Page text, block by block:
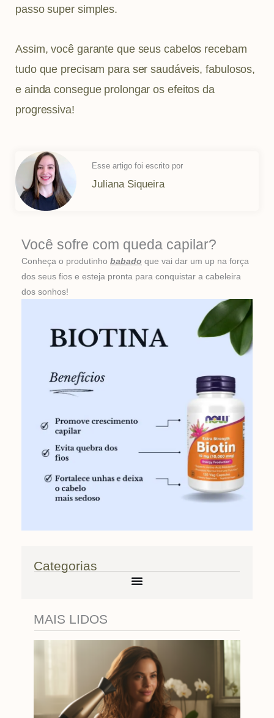
passo super simples.
Assim, você garante que seus cabelos recebam
tudo que precisam para ser saudáveis, fabulosos,
e ainda consegue prolongar os efeitos da
progressiva!
Esse artigo foi escrito por
Juliana Siqueira
Você sofre com queda capilar?
Conheça o produtinho babado que vai dar um up na força
dos seus fios e esteja pronta para conquistar a cabeleira
dos sonhos!
Categorias
MAIS LIDOS